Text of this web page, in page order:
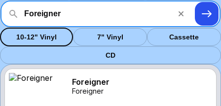
10-12" Vinyl 7" Vinyl Cassette
CD
Foreigner
Foreigner